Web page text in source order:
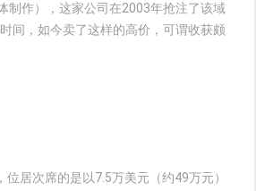
制作），这家公司在2003年抢注了该域
间，如今卖了这样的高价，可谓收获颇
次席的是以7.5万美元（约49万元）